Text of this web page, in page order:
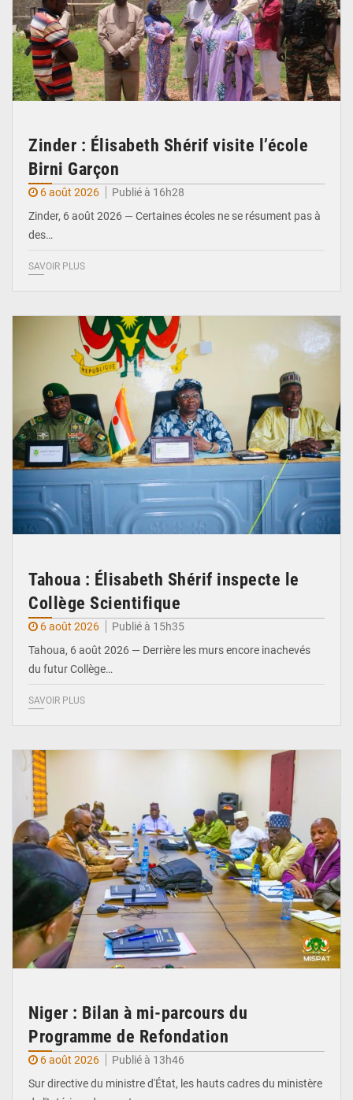
Zinder : Élisabeth Shérif visite l’école
Birni Garçon
6 août 2026
Publié à 16h28
Zinder, 6 août 2026 — Certaines écoles ne se résument pas à
des…
SAVOIR PLUS
Tahoua : Élisabeth Shérif inspecte le
Collège Scientifique
6 août 2026
Publié à 15h35
Tahoua, 6 août 2026 — Derrière les murs encore inachevés
du futur Collège…
SAVOIR PLUS
Niger : Bilan à mi-parcours du
Programme de Refondation
6 août 2026
Publié à 13h46
Sur directive du ministre d'État, les hauts cadres du ministère